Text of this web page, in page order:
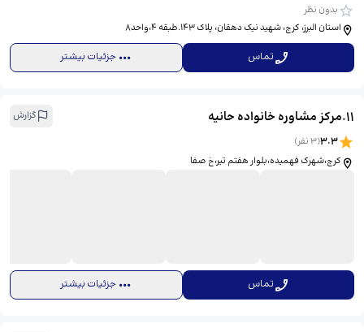
بدون نظر
استان البرز، کرج، شهید نیک دهقان، ​پلاک ۱۴۳.طبقه ۴،واحد۸
تماس جزئیات بیشتر
11
.مرکز مشاوره خانواده حانیه گزارش
3.3
(
3نفر)
کرج،شهرک فهمیده،بلوار هفتم تیر،خ صفا
تماس جزئیات بیشتر